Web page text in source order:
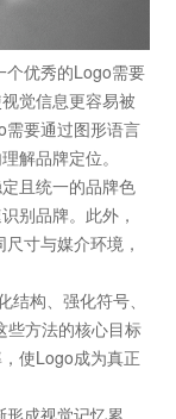
个优秀的Logo需要
觉信息更容易被
需要通过图形语言
解品牌定位。
且统一的品牌色
别品牌。此外，
寸与媒介环境，
构、强化符号、
些方法的核心目标
使Logo成为真正
成视觉记忆累